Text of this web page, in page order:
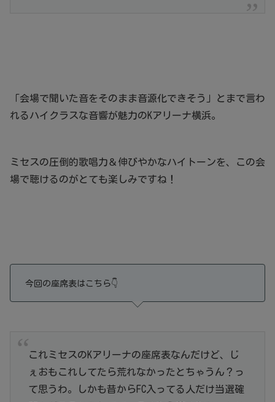
「会場で聞いた音をそのまま音源化できそう」とまで言わ
れるハイクラスな音響が魅力のKアリーナ横浜。
ミセスの圧倒的歌唱力＆伸びやかなハイトーンを、この会
場で聴けるのがとても楽しみですね！
今回の座席表はこちら👇
これミセスのKアリーナの座席表なんだけど、じ
ぇおもこれしてたら荒れなかったとちゃうん？っ
て思うわ。しかも昔からFC入ってる人だけ当選確